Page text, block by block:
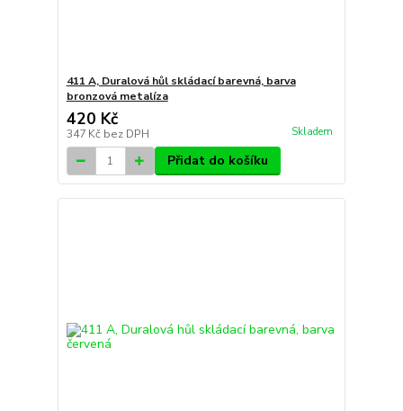
411 A, Duralová hůl skládací barevná, barva
bronzová metalíza
420 Kč
347 Kč bez DPH Skladem
Přidat do košíku